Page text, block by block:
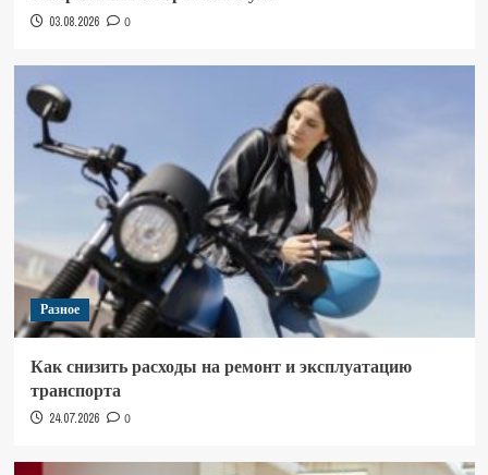
03.08.2026 0
Разное
Как снизить расходы на ремонт и эксплуатацию
транспорта
24.07.2026 0